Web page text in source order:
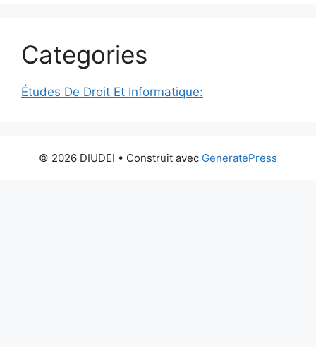
Categories
Études De Droit Et Informatique:
© 2026 DIUDEI • Construit avec GeneratePress